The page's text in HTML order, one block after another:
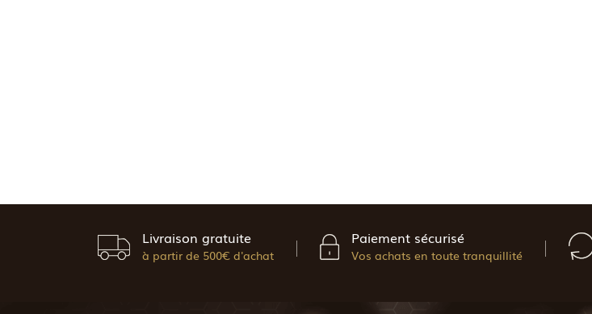
Livraison gratuite
à partir de 500€ d'achat
Paiement sécurisé
Vos achats en toute tranquillité